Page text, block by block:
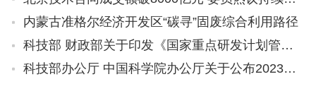
内蒙古准格尔经济开发区“碳寻”固废综合利用路径
科技部 财政部关于印发《国家重点研发计划管理暂行办法》的通知
科技部办公厅 中国科学院办公厅关于公布2023年度全国优秀科普微视频作品名单的通知